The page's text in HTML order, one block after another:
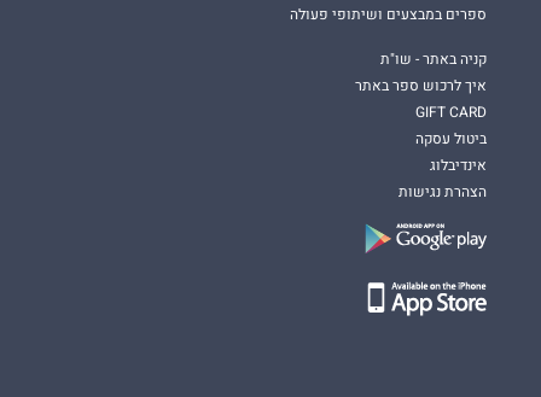
ספרים במבצעים ושיתופי פעולה
קניה באתר - שו"ת
איך לרכוש ספר באתר
GIFT CARD
ביטול עסקה
אינדיבלוג
הצהרת נגישות